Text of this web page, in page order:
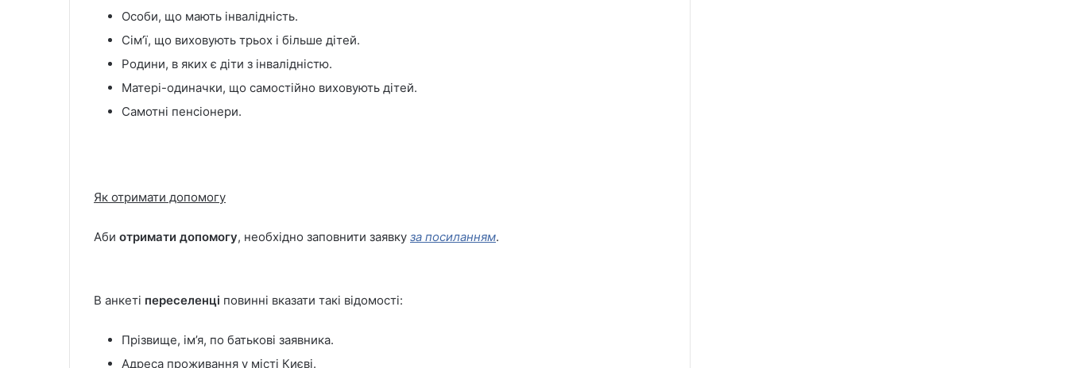
Особи, що мають інвалідність.
Сім’ї, що виховують трьох і більше дітей.
Родини, в яких є діти з інвалідністю.
Матері-одиначки, що самостійно виховують дітей.
Самотні пенсіонери.
Як отримати допомогу
Аби отримати допомогу, необхідно заповнити заявку за посиланням.
В анкеті переселенці повинні вказати такі відомості:
Прізвище, ім’я, по батькові заявника.
Адреса проживання у місті Києві.